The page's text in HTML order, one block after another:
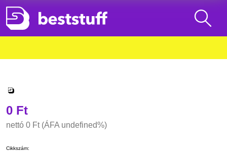
0 Ft
nettó 0 Ft (ÁFA undefined%)
Cikkszám: